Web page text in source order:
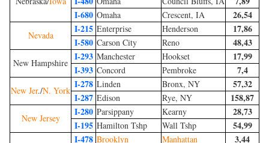
I-680 Omaha Crescent, IA 26,54
Nevada
I-215 Enterprise Henderson
17,86
I-580 Carson City Reno 48,43
New Hampshire
I-293 Manchester Hookset
17,99
I-393 Concord Pembroke 7,4
New Jer./N. York
I-278 Linden Bronx, NY
57,32
I-287 Edison Rye, NY 158,87
New Jersey
I-280 Parsippany Kearny
28,73
I-195 Hamilton Tshp Wall Tshp 54,99
I-478 Brooklyn Manhattan
3,44